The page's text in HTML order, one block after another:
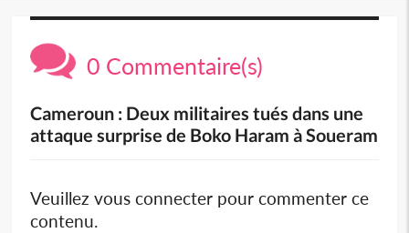
0 Commentaire(s)
Cameroun : Deux militaires tués dans une
attaque surprise de Boko Haram à Soueram
Veuillez vous connecter pour commenter ce
contenu.